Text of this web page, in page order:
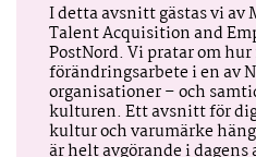
I detta avsnitt gästas vi av
Talent Acquisition and
PostNord. Vi pratar om
förändringsarbete i en av
organisationer – och
kulturen. Ett avsnitt för
kultur och varumärke